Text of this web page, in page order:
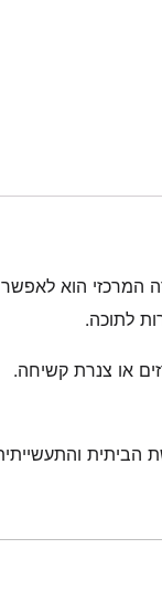
המרכזי הוא לאפשר
או צנרת קשיחה.
הביתית